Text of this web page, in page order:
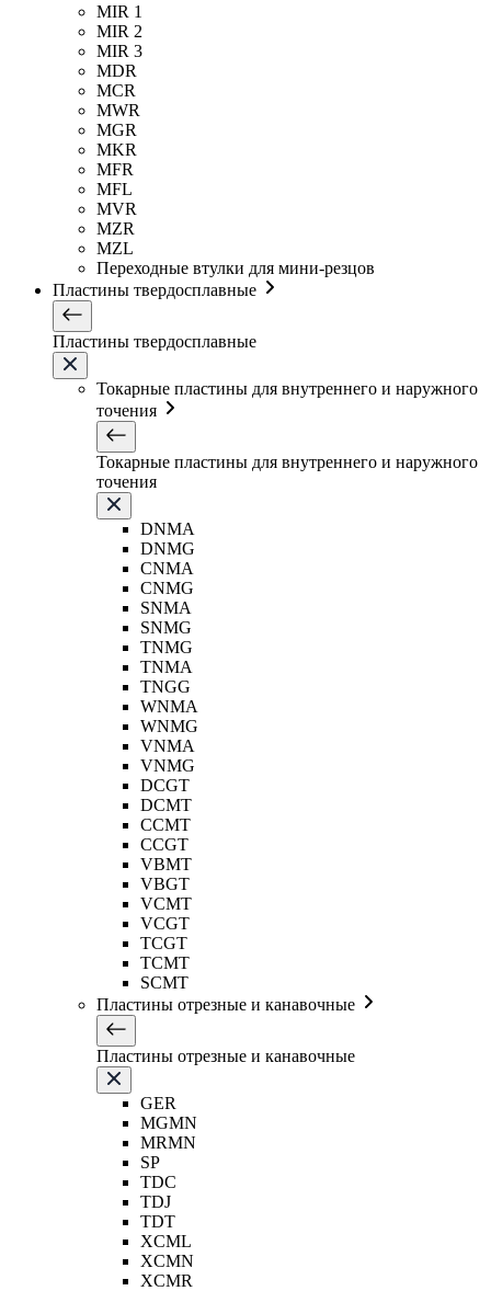
MIR 1
MIR 2
MIR 3
MDR
MCR
MWR
MGR
MKR
MFR
MFL
MVR
MZR
MZL
Переходные втулки для мини-резцов
Пластины твердосплавные
Пластины твердосплавные
Токарные пластины для внутреннего и наружного
точения
Токарные пластины для внутреннего и наружного
точения
DNMA
DNMG
CNMA
CNMG
SNMA
SNMG
TNMG
TNMA
TNGG
WNMA
WNMG
VNMA
VNMG
DCGT
DCMT
CCMT
CCGT
VBMT
VBGT
VCMT
VCGT
TCGT
TCMT
SCMT
Пластины отрезные и канавочные
Пластины отрезные и канавочные
GER
MGMN
MRMN
SP
TDC
TDJ
TDT
XCML
XCMN
XCMR